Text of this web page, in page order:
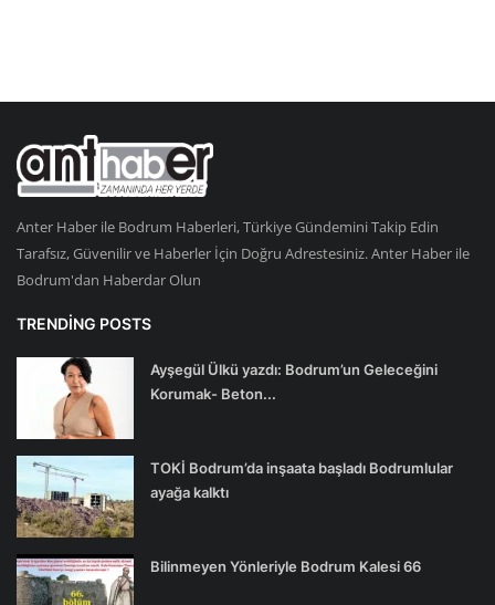
Anter Haber ile Bodrum Haberleri, Türkiye Gündemini Takip Edin
Tarafsız, Güvenilir ve Haberler İçin Doğru Adrestesiniz. Anter Haber ile
Bodrum'dan Haberdar Olun
TRENDING POSTS
Ayşegül Ülkü yazdı: Bodrum’un Geleceğini
Korumak- Beton...
TOKİ Bodrum’da inşaata başladı Bodrumlular
ayağa kalktı
Bilinmeyen Yönleriyle Bodrum Kalesi 66